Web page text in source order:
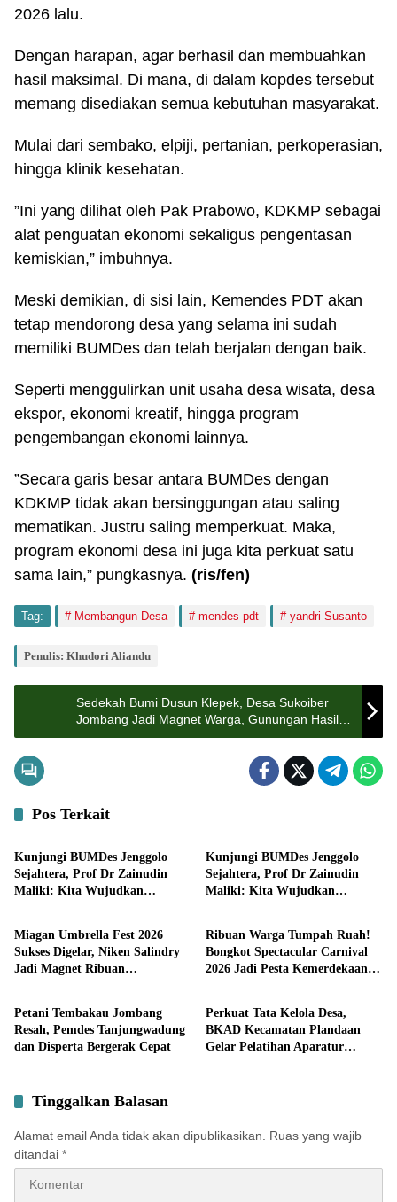
2026 lalu.
Dengan harapan, agar berhasil dan membuahkan
hasil maksimal. Di mana, di dalam kopdes tersebut
memang disediakan semua kebutuhan masyarakat.
Mulai dari sembako, elpiji, pertanian, perkoperasian,
hingga klinik kesehatan.
”Ini yang dilihat oleh Pak Prabowo, KDKMP sebagai
alat penguatan ekonomi sekaligus pengentasan
kemiskian,” imbuhnya.
Meski demikian, di sisi lain, Kemendes PDT akan
tetap mendorong desa yang selama ini sudah
memiliki BUMDes dan telah berjalan dengan baik.
Seperti menggulirkan unit usaha desa wisata, desa
ekspor, ekonomi kreatif, hingga program
pengembangan ekonomi lainnya.
”Secara garis besar antara BUMDes dengan
KDKMP tidak akan bersinggungan atau saling
mematikan. Justru saling memperkuat. Maka,
program ekonomi desa ini juga kita perkuat satu
sama lain,” pungkasnya. (ris/fen)
Tag: Membangun Desa mendes pdt yandri Susanto
Penulis: Khudori Aliandu
Sedekah Bumi Dusun Klepek, Desa Sukoiber
Jombang Jadi Magnet Warga, Gunungan Hasil
Panen Diperebutkan
Pos Terkait
Pemerintahan
Kunjungi BUMDes Jenggolo
Sejahtera, Prof Dr Zainudin
Maliki: Kita Wujudkan
Kunjungi BUMDes Jenggolo
Sejahtera, Prof Dr Zainudin
Maliki: Kita Wujudkan
Pemerintahan
Miagan Umbrella Fest 2026
Sukses Digelar, Niken Salindry
Jadi Magnet Ribuan
Pemerintahan
Ribuan Warga Tumpah Ruah!
Bongkot Spectacular Carnival
2026 Jadi Pesta Kemerdekaan
Pemerintahan
Petani Tembakau Jombang
Resah, Pemdes Tanjungwadung
dan Disperta Bergerak Cepat
Pemerintahan
Perkuat Tata Kelola Desa,
BKAD Kecamatan Plandaan
Gelar Pelatihan Aparatur
Tinggalkan Balasan
Alamat email Anda tidak akan dipublikasikan.
Ruas yang wajib
ditandai *